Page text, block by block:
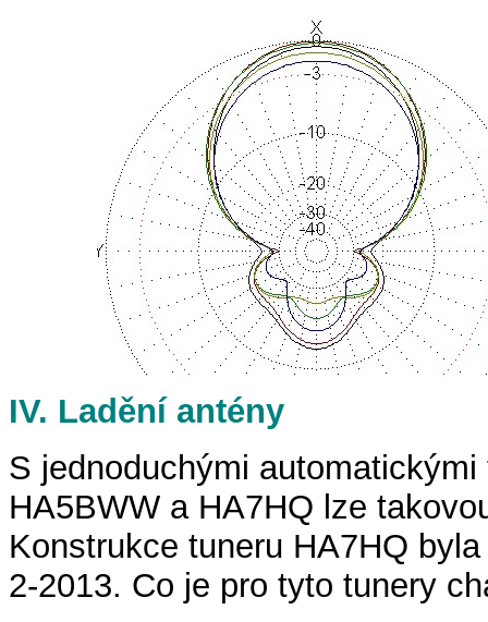
IV. Ladění antény
S jednoduchými
HA5BWW a HA7HQ lze
Konstrukce tuneru HA7HQ
2-2013. Co je pro tyto tunery